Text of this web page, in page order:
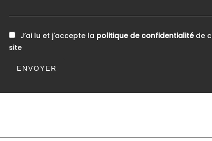
J’ai lu et j'accepte la politique de confidentialitéde
site
ENVOYER